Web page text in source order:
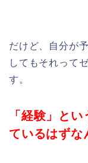
だけど、自分が
してもそれって
す。
「経験」と
ているはずな